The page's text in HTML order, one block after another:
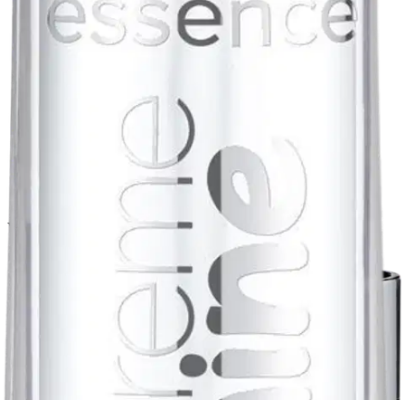
Sparkling Purple Loppu varastosta
Valittu koko:
Loppu varastosta
Valitse toimitustapa
Nouto myymälästä
Toimitus
Ei saatavilla